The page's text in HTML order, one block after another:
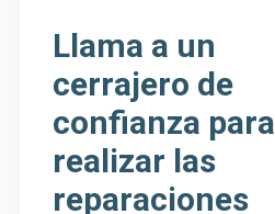
Llama a un
cerrajero de
confianza para
realizar las
reparaciones